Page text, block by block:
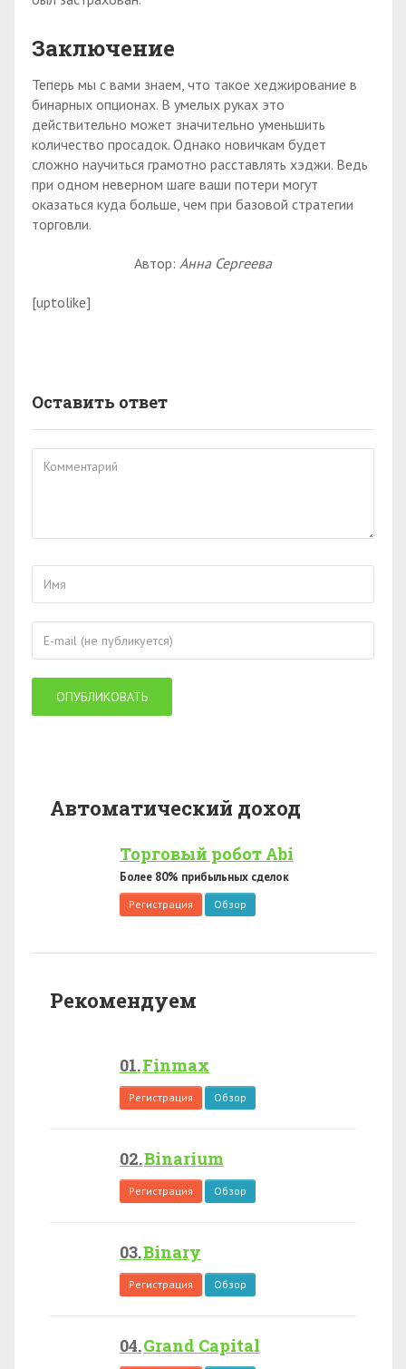
Заключение
Теперь мы с вами знаем, что такое хеджирование в
бинарных опционах. В умелых руках это
действительно может значительно уменьшить
количество просадок. Однако новичкам будет
сложно научиться грамотно расставлять хэджи. Ведь
при одном неверном шаге ваши потери могут
оказаться куда больше, чем при базовой стратегии
торговли.
Автор: Анна Сергеева
[uptolike]
Оставить ответ
Автоматический доход
Торговый робот Abi
Более 80% прибыльных сделок
Регистрация Обзор
Рекомендуем
Finmax
Регистрация Обзор
Binarium
Регистрация Обзор
Binary
Регистрация Обзор
Grand Capital